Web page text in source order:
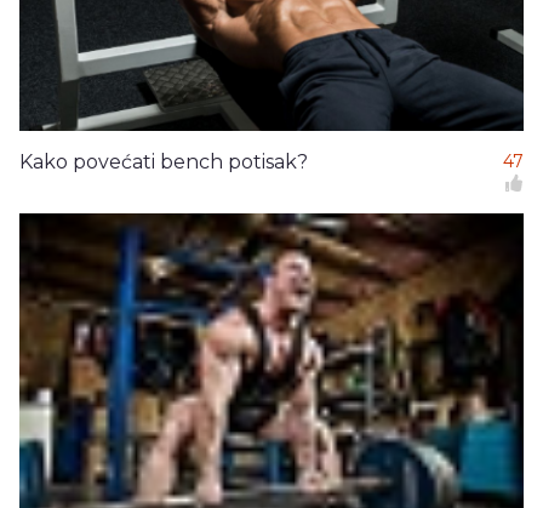
Kako povećati bench potisak? 47